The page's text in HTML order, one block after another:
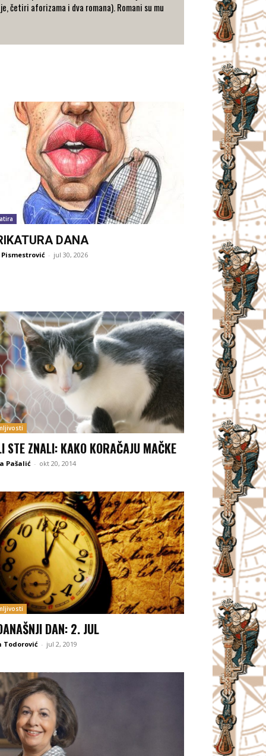
četiri aforizama i dva romana). Romani su mu
DANA
- jul 30, 2026
STE ZNALI: KAKO KORAČAJU MAČKE
Pašalić - okt 20, 2014
DAN: 2. JUL
Todorović - jul 2, 2019